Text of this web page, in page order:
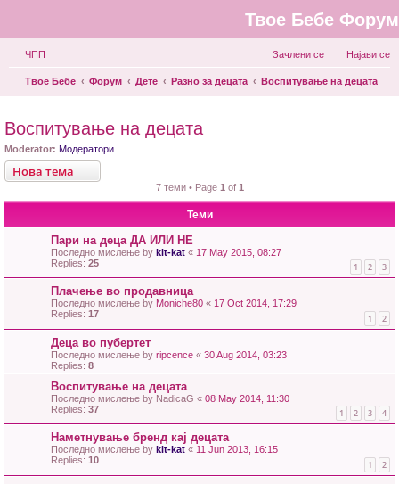
Твое Бебе Форум
ЧПП Најави се
Зачлени се
Твое Бебе Форум Дете Разно за децата Воспитување на децата
Воспитување на децата
Moderator: Модератори
Нова тема
7 теми • Page 1 of 1
Теми
Пари на деца ДА ИЛИ НЕ
Последно мислење by kit-kat « 17 May 2015, 08:27
Replies: 25 1 2 3
Плачење во продавница
Последно мислење by Moniche80 « 17 Oct 2014, 17:29
Replies: 17 1 2
Деца во пубертет
Последно мислење by ripcence « 30 Aug 2014, 03:23
Replies: 8
Воспитување на децата
Последно мислење by NadicaG « 08 May 2014, 11:30
Replies: 37 1 2 3 4
Наметнување бренд кај децата
Последно мислење by kit-kat « 11 Jun 2013, 16:15
Replies: 10 1 2